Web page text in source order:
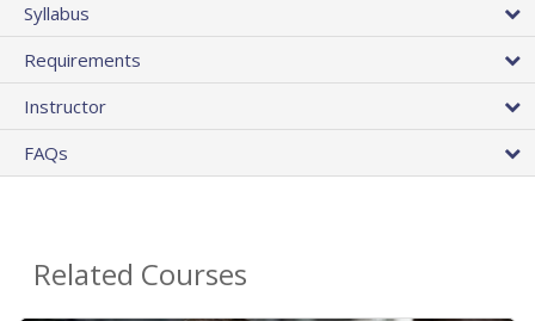
Syllabus
Requirements
Instructor
FAQs
Related Courses